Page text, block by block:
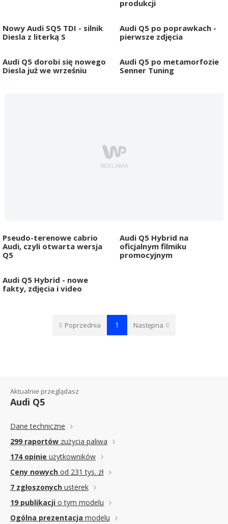
produkcji
Nowy Audi SQ5 TDI - silnik
Diesla z literką S
Audi Q5 po poprawkach -
pierwsze zdjęcia
Audi Q5 dorobi się nowego
Diesla już we wrześniu
Audi Q5 po metamorfozie
Senner Tuning
Pseudo-terenowe cabrio
Audi, czyli otwarta wersja
Q5
Audi Q5 Hybrid na
oficjalnym filmiku
promocyjnym
Audi Q5 Hybrid - nowe
fakty, zdjęcia i video
Poprzednia 1 Następna
Aktualnie przeglądasz
Audi Q5
Dane techniczne
299 raportów zużycia paliwa
174 opinie użytkowników
Ceny nowych od 231 tys. zł
7 zgłoszonych usterek
19 publikacji o tym modelu
Ogólna prezentacja modelu